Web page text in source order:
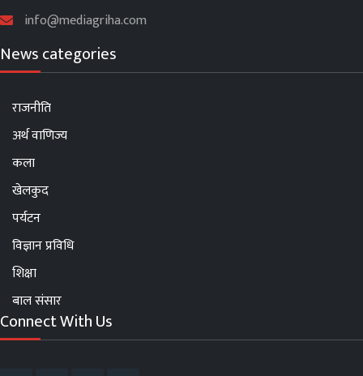
info@mediagriha.com
News categories
राजनीति
अर्थ वाणिज्य
कला
खेलकुद
पर्यटन
विज्ञान प्रविधि
शिक्षा
बाल संसार
Connect With Us